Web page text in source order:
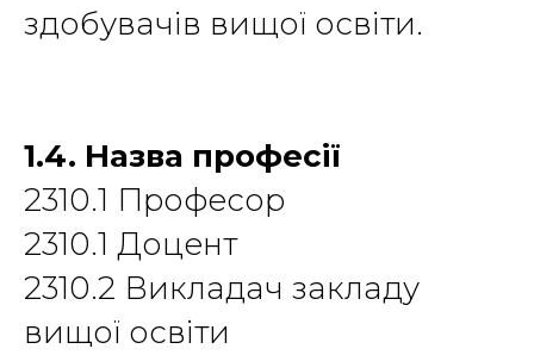
здобувачів вищої освіти.
1.4. Назва професії
2310.1 Професор
2310.1 Доцент
2310.2 Викладач закладу
вищої освіти